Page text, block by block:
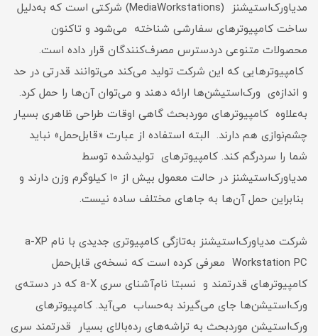
مدیاورک‌استیشنز (MediaWorkstations) شرکتی است که به‌دلیل
ساخت کامپیوتر‌های سفارشی شناخته می‌شود و تاکنون
محصولات متنوعی دردسترس مصرف‌کنندگان قرار داده است.
کامپیوتر‌هایی که این شرکت تولید می‌کند می‌توانند قدرتی در حد
و اندازه‌ی ورک‌استیشن‌ها ارائه دهند و می‌توان آن‌‌ها را حمل کرد.
به‌علاوه کامپیوتر‌های موردبحث گاهی اوقات طراحی ظاهری بسیار
چشم‌نوازی هم دارند. البته استفاده از عبارت «قابل‌حمل» نباید
شما را سردرگم کند. کامپیوتر‌های تولیدشده توسط
مدیاورک‌استیشنز در حالت معمول بیش از ۱۰ کیلوگرم وزن دارند و
بنابراین حمل آن‌ها به جاهای مختلف ساده نیست.
شرکت مدیاورک‌استیشنز به‌تازگی کامپیوتر‌ی جدیدی با نام a-XP
Workstation PC معرفی کرده است که نسخه‌ی قابل‌‌حمل
کامپیوتر‌های قدرتمند و نسبتا نام‌آشنای سری a-X که در دسته‌ی
ورک‌استیشن‌ها جای می‌گیرند به‌حساب می‌آید. کامپیوتر‌های
ورک‌استیشن موردبحث به تراشه‌های رده‌بالای بسیار قدرتمند سری